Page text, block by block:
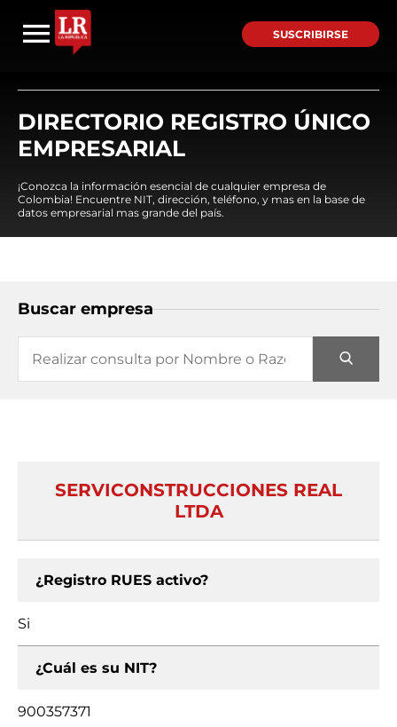
SUSCRIBIRSE
DIRECTORIO REGISTRO ÚNICO
EMPRESARIAL
¡Conozca la información esencial de cualquier empresa de
Colombia! Encuentre NIT, dirección, teléfono, y mas en la base de
datos empresarial mas grande del país.
Buscar empresa
SERVICONSTRUCCIONES REAL
LTDA
¿Registro RUES activo?
Si
¿Cuál es su NIT?
900357371